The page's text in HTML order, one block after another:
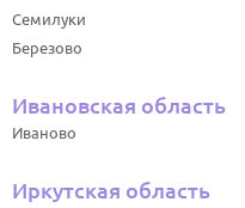
Семилуки
Березово
Ивановская область
Иваново
Иркутская область